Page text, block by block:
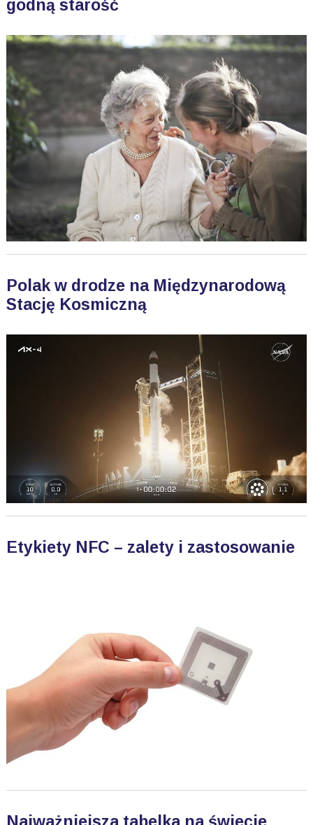
godną starość
Polak w drodze na Międzynarodową
Stację Kosmiczną
Etykiety NFC – zalety i zastosowanie